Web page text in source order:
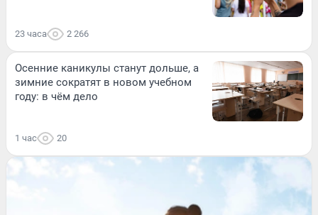
23 часа 2 266
Осенние каникулы станут дольше, а
зимние сократят в новом учебном
году: в чём дело
1 час 20